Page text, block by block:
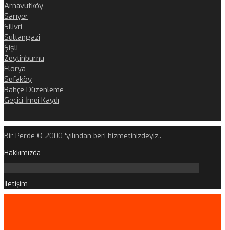
Arnavutköy
Sarıyer
Silivri
Sultangazi
Şişli
Zeytinburnu
Florya
Sefaköy
Bahçe Düzenleme
Geçici İmei Kaydı
Bir Perde © 2000 'yılından beri hizmetinizdeyiz..
Hakkımızda
İletişim